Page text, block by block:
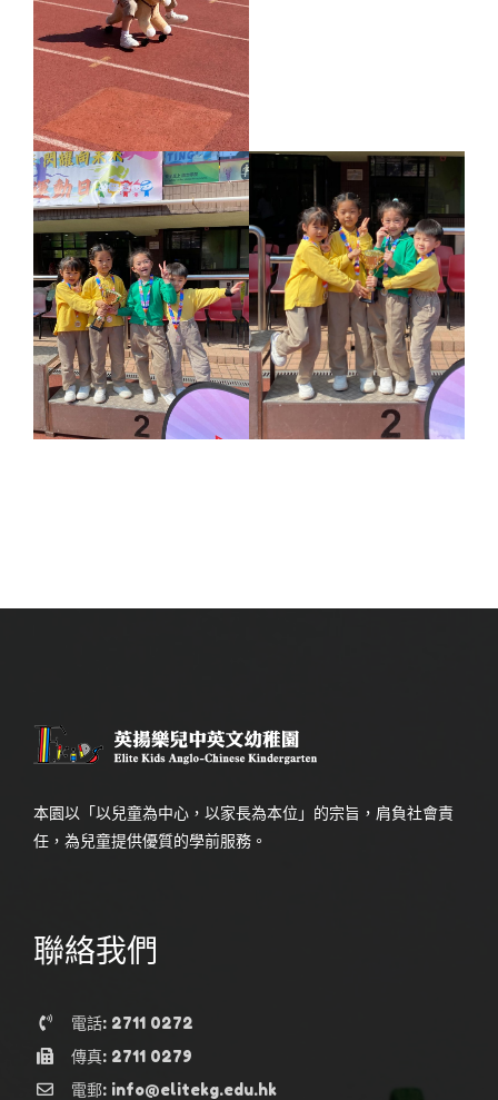
本園以「以兒童為中心，以家長為本位」的宗旨，肩負社會責
任，為兒童提供優質的學前服務。
聯絡我們
電話: 2711 0272
傳真: 2711 0279
電郵: info@elitekg.edu.hk